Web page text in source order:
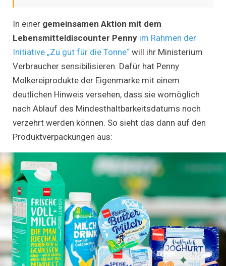
In einer gemeinsamen Aktion mit dem
Lebensmitteldiscounter Penny im Rahmen der
Initiative „Zu gut für die Tonne“ will ihr Ministerium
Verbraucher sensibilisieren. Dafür hat Penny
Molkereiprodukte der Eigenmarke mit einem
deutlichen Hinweis versehen, dass sie womöglich
nach Ablauf des Mindesthaltbarkeitsdatums noch
verzehrt werden können. So sieht das dann auf den
Produktverpackungen aus: